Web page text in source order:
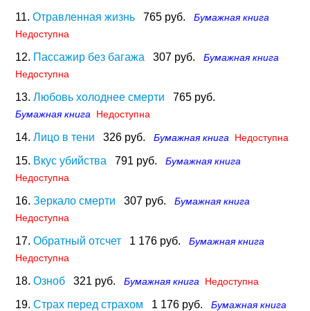
11. Отравленная жизнь 765 руб.
Бумажная книга
Недоступна
12. Пассажир без багажа 307 руб.
Бумажная книга
Недоступна
13. Любовь холоднее смерти 765 руб.
Бумажная книга Недоступна
14. Лицо в тени 326 руб. Бумажная книга Недоступна
15. Вкус убийства 791 руб.
Бумажная книга
Недоступна
16. Зеркало смерти 307 руб.
Бумажная книга
Недоступна
17. Обратный отсчет 1 176 руб.
Бумажная книга
Недоступна
18. Озноб 321 руб. Бумажная книга Недоступна
19. Страх перед страхом 1 176 руб.
Бумажная книга